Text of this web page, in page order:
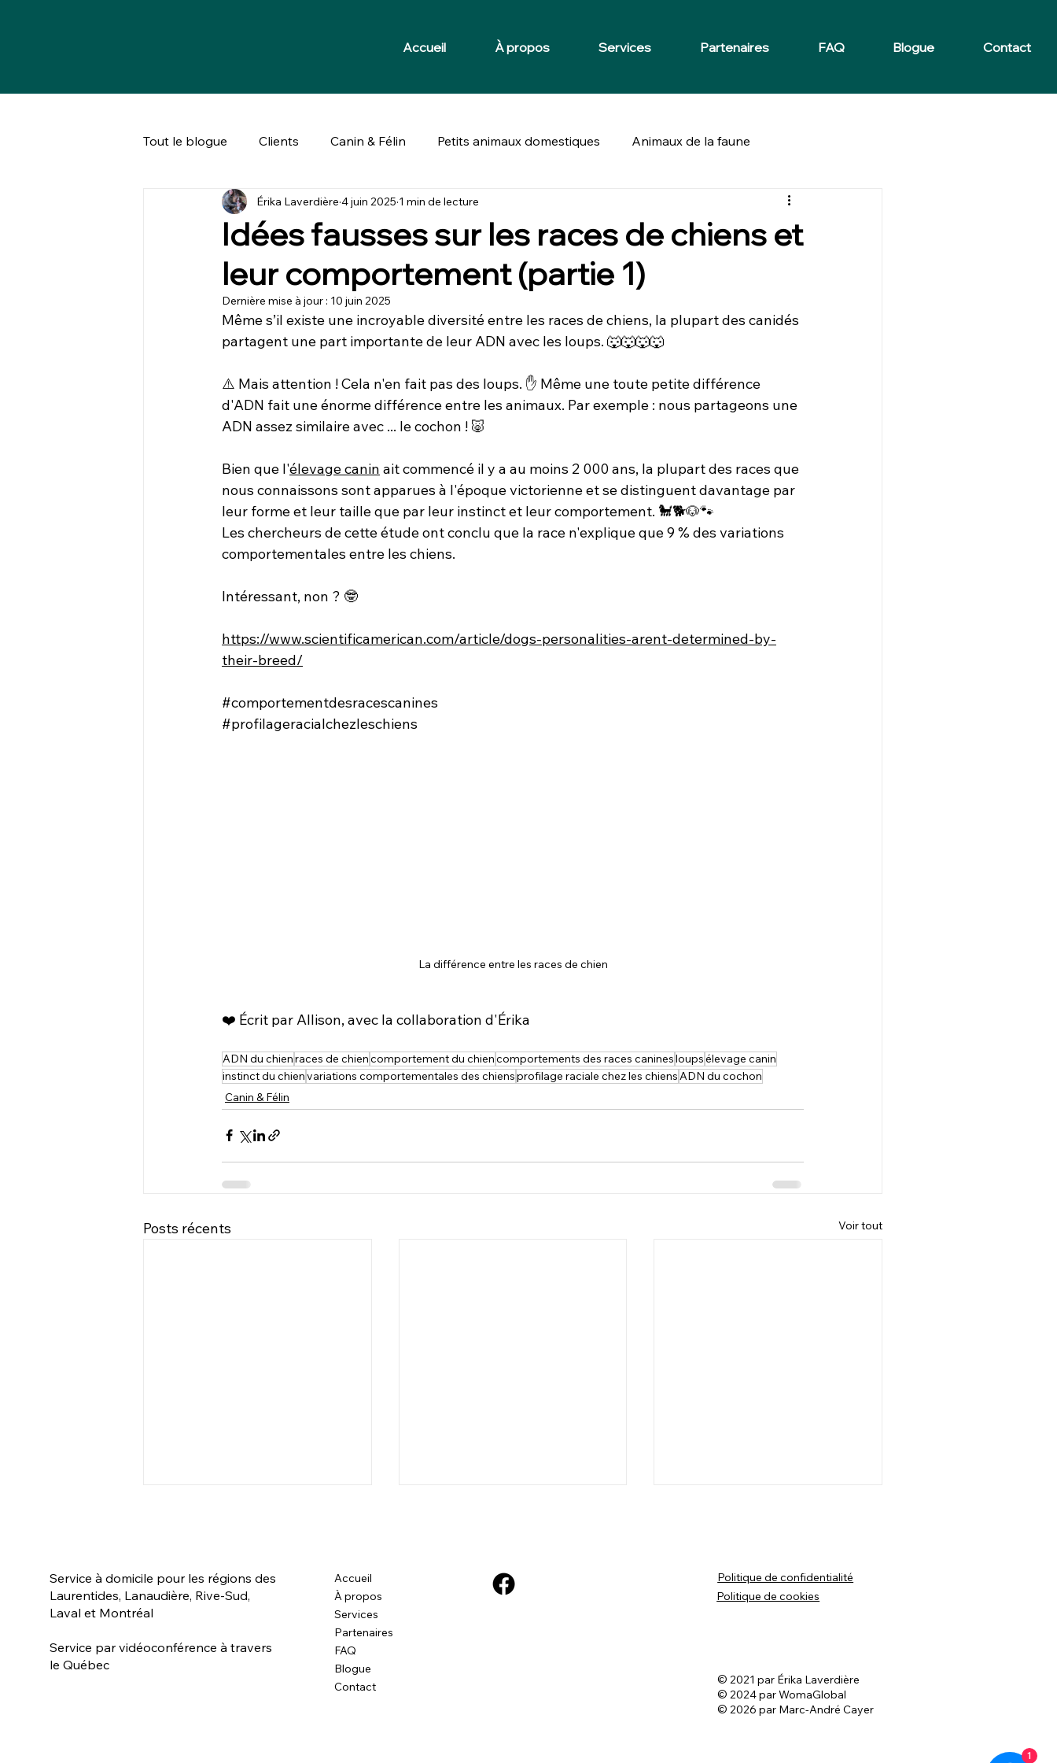
Accueil À propos Services Partenaires FAQ Blogue Contact
Tout le blogue Clients Canin & Félin Petits animaux domestiques Animaux de la faune
Bien-être animal & société
Idées fausses sur les races de chiens et
leur comportement (partie 1)
Érika Laverdière 4 juin 2025 1 min de lecture
Dernière mise à jour : 10 juin 2025
Même s’il existe une incroyable diversité entre les races de chiens, la plupart des canidés
partagent une part importante de leur ADN avec les loups. 🐺🐺🐺🐺
⚠️ Mais attention ! Cela n'en fait pas des loups. ✋ Même une toute petite différence
d'ADN fait une énorme différence entre les animaux. Par exemple : nous partageons une
ADN assez similaire avec ... le cochon ! 🐷
Bien que l'élevage canin ait commencé il y a au moins 2 000 ans, la plupart des races que
nous connaissons sont apparues à l'époque victorienne et se distinguent davantage par
leur forme et leur taille que par leur instinct et leur comportement. 🐩🐕🐶🐾
Les chercheurs de cette étude ont conclu que la race n'explique que 9 % des variations
comportementales entre les chiens.
Intéressant, non ? 🤓
https://www.scientificamerican.com/article/dogs-personalities-arent-determined-by-
their-breed/
#comportementdesracescanines
#profilageracialchezleschiens
La différence entre les races de chien
❤️ Écrit par Allison, avec la collaboration d'Érika
ADN du chienraces de chiencomportement du chiencomportements des races caninesloupsélevage canin
instinct du chienvariations comportementales des chiensprofilage raciale chez les chiens ADN du cochon
Canin & Félin
Posts récents Voir tout
la plus part des chiens
aujourd'hui ne sont pas
par les explications simples et
justes sur le sujet, une écoute
Service à domicile pour les régions des
Laurentides, Lanaudière, Rive-Sud,
Laval et Montréal
Service par vidéoconférence à travers
le Québec
Accueil
À propos
Services
Partenaires
FAQ
Blogue
Contact
Politique de cookies
Politique de confidentialité
© 2021 par Érika Laverdière
© 2024 par WomaGlobal
© 2026 par Marc-André Cayer
1